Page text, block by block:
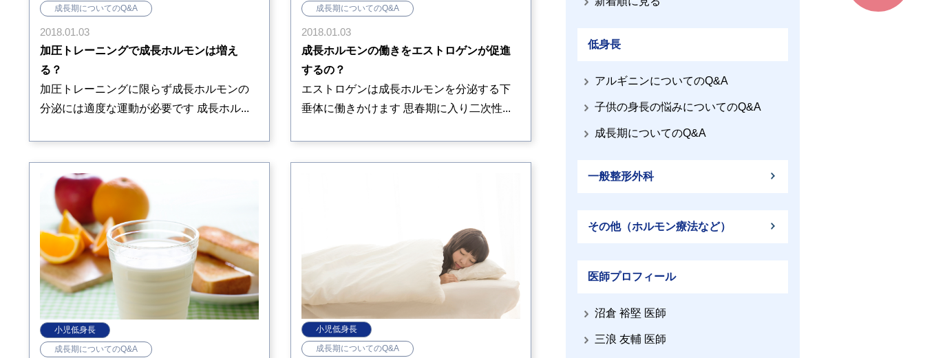
成長期についてのQ&A
2018.01.03
加圧トレーニングで成長ホルモンは増え
る？
加圧トレーニングに限らず成長ホルモンの
分泌には適度な運動が必要です 成長ホル...
成長期についてのQ&A
2018.01.03
成長ホルモンの働きをエストロゲンが促進
するの？
エストロゲンは成長ホルモンを分泌する下
垂体に働きかけます 思春期に入り二次性...
小児低身長
成長期についてのQ&A
小児低身長
成長期についてのQ&A
低身長
アルギニンについてのQ&A
子供の身長の悩みについてのQ&A
成長期についてのQ&A
一般整形外科
その他（ホルモン療法など）
医師プロフィール
沼倉 裕堅 医師
三浪 友輔 医師